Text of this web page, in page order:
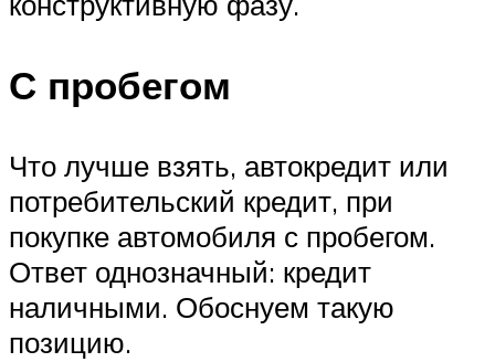
С пробегом
Что лучше взять, автокредит или
потребительский кредит, при
покупке автомобиля с пробегом.
Ответ однозначный: кредит
наличными. Обоснуем такую
позицию.